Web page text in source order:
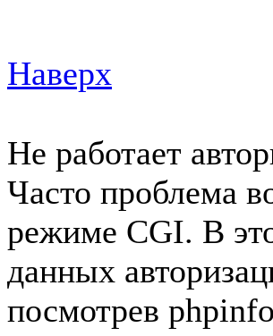
Наверх
Не работает
Часто проблема
режиме CGI. В
данных
посмотрев